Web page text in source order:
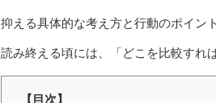
抑える具体的な考え方と行動のポイン
読み終える頃には、「どこを比較すれ
【目次】